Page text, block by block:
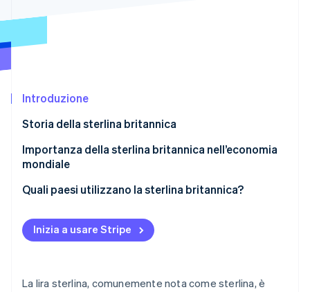
Prevenzione delle frodi
Climate
Identity
Verifica online dell'identità
Stripe Sessions 2026
Scopri come Stripe sta costruendo l'infrastruttura
Introduzione
Storia della sterlina britannica
Importanza della sterlina britannica nell’economia
mondiale
Quali paesi utilizzano la sterlina britannica?
Inizia a usare Stripe
La lira sterlina, comunemente nota come sterlina, è